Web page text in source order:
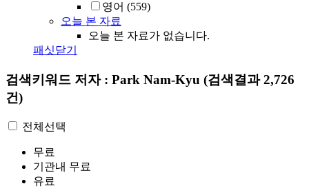
영어 (559)
오늘 본 자료
오늘 본 자료가 없습니다.
패싯닫기
검색키워드 저자 : Park Nam-Kyu (검색결과 2,726
건)
전체선택
무료
기관내 무료
유료